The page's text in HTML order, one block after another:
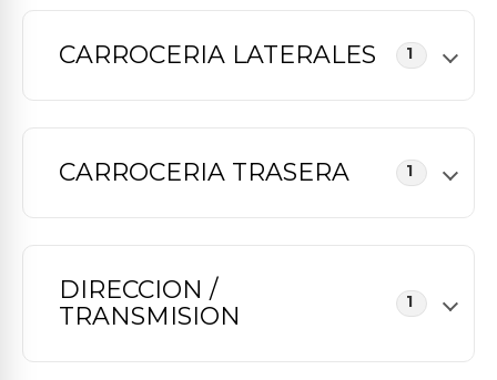
CARROCERIA LATERALES 1
CARROCERIA TRASERA 1
DIRECCION /
TRANSMISION
1